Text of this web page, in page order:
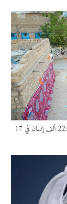
النجاة الخيرية: “إفطار مليون صائم” أسعد أكثر من مليون و225 ألف إنسان في 17